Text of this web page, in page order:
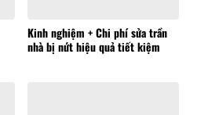
Kinh nghiệm + Chi phí sửa trần
nhà bị nứt hiệu quả tiết kiệm